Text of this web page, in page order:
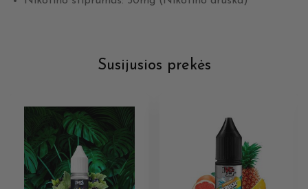
Susijusios prekės